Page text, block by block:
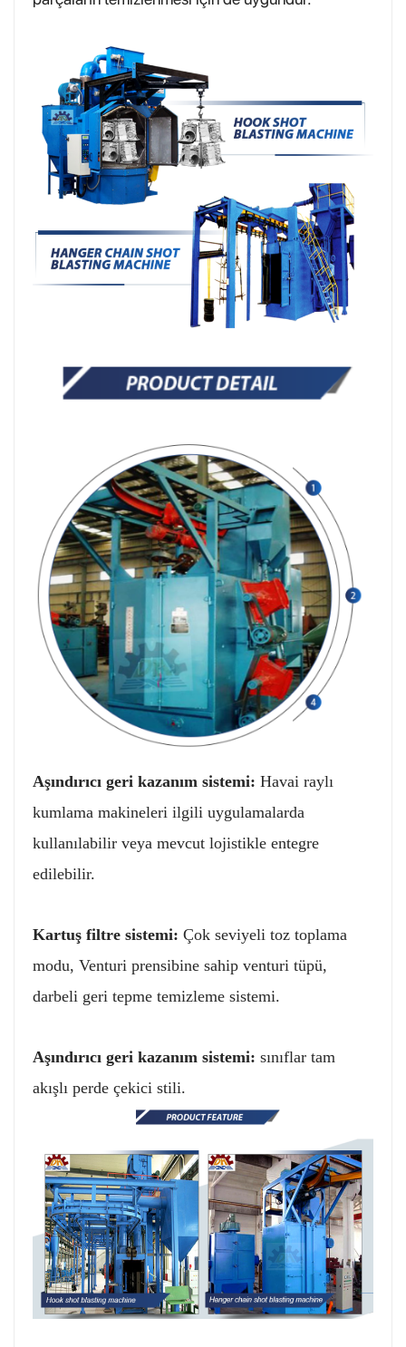
Aşındırıcı geri kazanım sistemi: Havai raylı
kumlama makineleri ilgili uygulamalarda
kullanılabilir veya mevcut lojistikle entegre
edilebilir.
Kartuş filtre sistemi: Çok seviyeli toz toplama
modu, Venturi prensibine sahip venturi tüpü,
darbeli geri tepme temizleme sistemi.
Aşındırıcı geri kazanım sistemi: sınıflar tam
akışlı perde çekici stili.